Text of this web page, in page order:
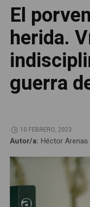
El
herida.
guerra
10 FEBRERO, 2023
Autor/a: Héctor